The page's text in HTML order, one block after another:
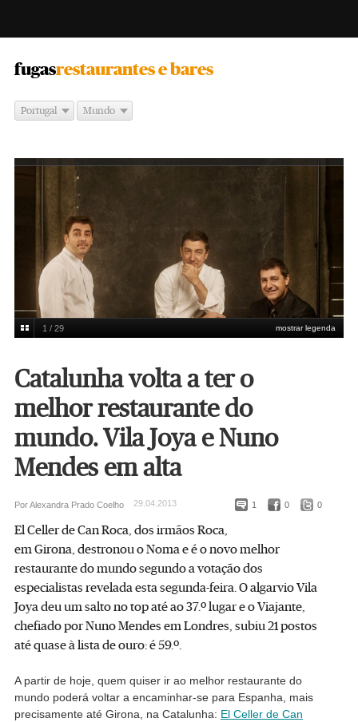
fugas -
restaurantes e bares
Portugal Mundo
El Celler de Can Roca - Girona, Espanha
mostrar legenda
1 / 29
Catalunha volta a ter o
melhor restaurante do
mundo. Vila Joya e Nuno
Mendes em alta
1 0 0
Por Alexandra Prado Coelho 29.04.2013
El Celler de Can Roca, dos irmãos Roca,
em Girona, destronou o Noma e é o novo melhor
restaurante do mundo segundo a votação dos
especialistas revelada esta segunda-feira. O algarvio Vila
Joya deu um salto no top até ao 37.º lugar e o Viajante,
chefiado por Nuno Mendes em Londres, subiu 21 postos
até quase à lista de ouro: é 59.º.
A partir de hoje, quem quiser ir ao melhor restaurante do
mundo poderá voltar a encaminhar-se para Espanha, mais
precisamente até Girona, na Catalunha: El Celler de Can